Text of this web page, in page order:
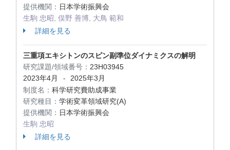
提供機関： 日本学術振興会
生駒 忠昭, 俣野 善博, 大鳥 範和
詳細を見る
三重項エキシトンのスピン副準位ダイナミクスの解明
研究課題/領域番号： 23H03945
2023年4月
-
2025年3月
制度名： 科学研究費助成事業
研究種目： 学術変革領域研究(A)
提供機関： 日本学術振興会
生駒 忠昭
詳細を見る